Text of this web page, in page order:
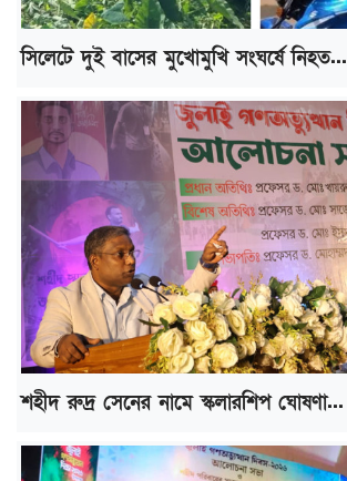
সিলেটে দুই বাসের মুখোমুখি সংঘর্ষে নিহত...
শহীদ রুদ্র সেনের নামে স্কলারশিপ ঘোষণা...